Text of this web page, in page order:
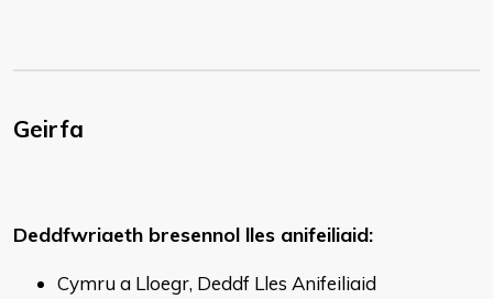
Geirfa
Deddfwriaeth bresennol lles anifeiliaid:
Cymru a Lloegr, Deddf Lles Anifeiliaid